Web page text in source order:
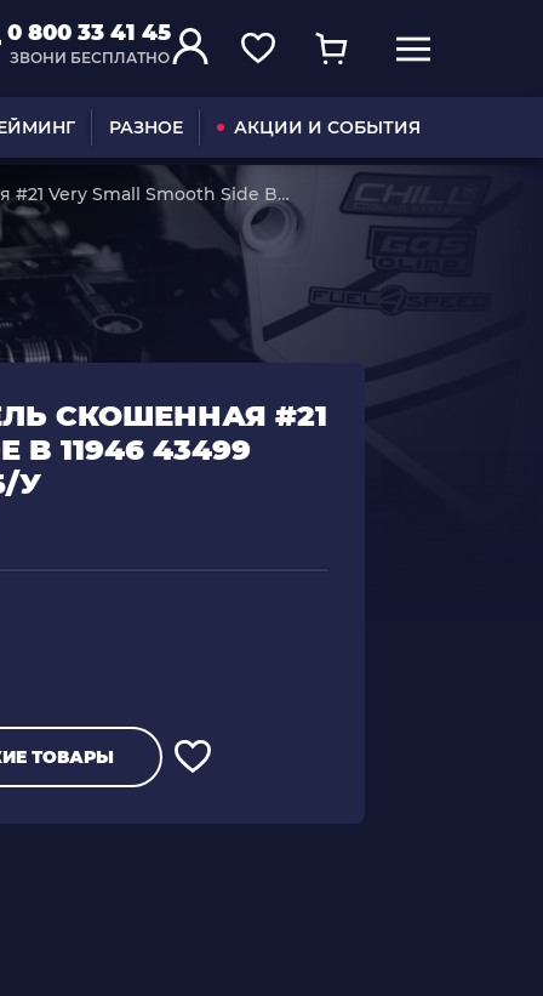
0 800 33 41 45
ЗВОНИ БЕСПЛАТНО
РАЗНОЕ АКЦИИ И СОБЫТИЯ
Very Small Smooth Side B
У
СКОШЕННАЯ #21
B 11946 43499
У
ТОВАРЫ